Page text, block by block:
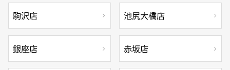
駒沢店 池尻大橋店
銀座店 赤坂店